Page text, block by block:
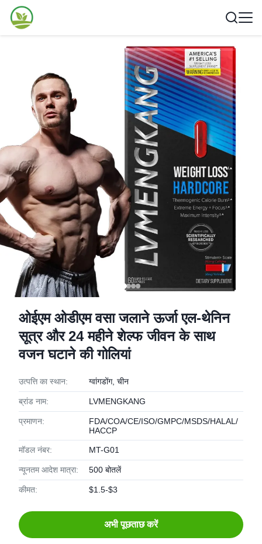
ओईएम ओडीएम वसा जलाने ऊर्जा एल-थेनिन
सूत्र और 24 महीने शेल्फ जीवन के साथ
वजन घटाने की गोलियां
उत्पत्ति का स्थान: ग्वांगडोंग, चीन
ब्रांड नाम: LVMENGKANG
प्रमाणन:
FDA/COA/CE/ISO/GMPC/MSDS/HALAL/
HACCP
मॉडल नंबर: MT-G01
न्यूनतम आदेश मात्रा: 500 बोतलें
कीमत: $1.5-$3
अभी पूछताछ करें